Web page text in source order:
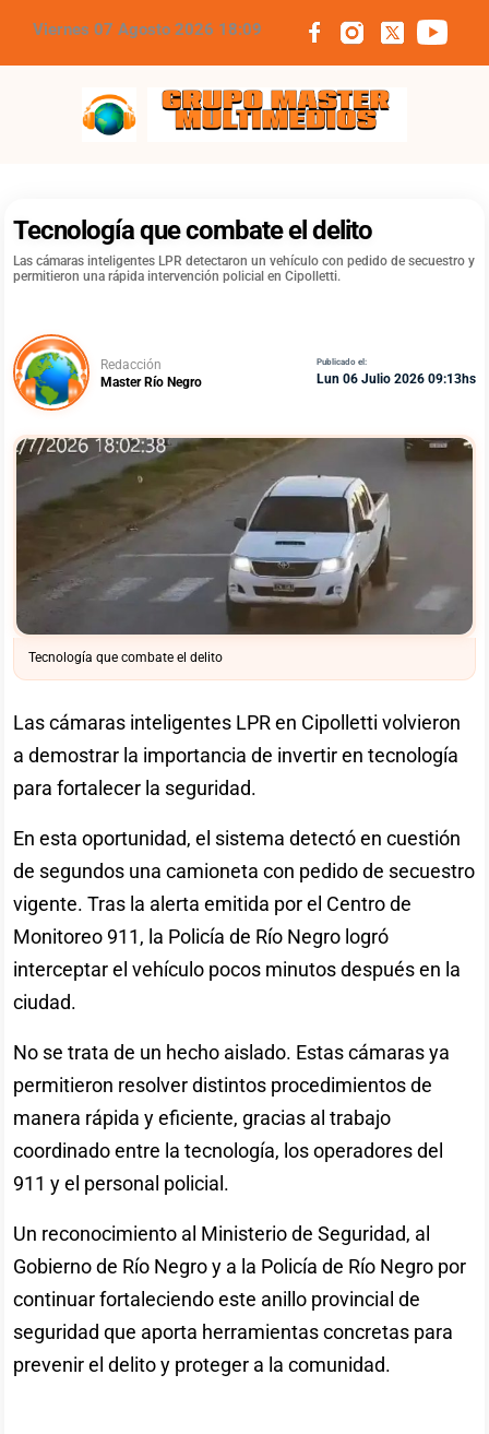
Viernes 07 Agosto 2026 18:09
Grupo Master Multimedios
Tecnología que combate el delito
Las cámaras inteligentes LPR detectaron un vehículo con pedido de secuestro y
permitieron una rápida intervención policial en Cipolletti.
Redacción
Master Río Negro
Publicado el:
Lun 06 Julio 2026 09:13hs
Tecnología que combate el delito
Las cámaras inteligentes LPR en Cipolletti volvieron
a demostrar la importancia de invertir en tecnología
para fortalecer la seguridad.
En esta oportunidad, el sistema detectó en cuestión
de segundos una camioneta con pedido de secuestro
vigente. Tras la alerta emitida por el Centro de
Monitoreo 911, la Policía de Río Negro logró
interceptar el vehículo pocos minutos después en la
ciudad.
No se trata de un hecho aislado. Estas cámaras ya
permitieron resolver distintos procedimientos de
manera rápida y eficiente, gracias al trabajo
coordinado entre la tecnología, los operadores del
911 y el personal policial.
Un reconocimiento al Ministerio de Seguridad, al
Gobierno de Río Negro y a la Policía de Río Negro por
continuar fortaleciendo este anillo provincial de
seguridad que aporta herramientas concretas para
prevenir el delito y proteger a la comunidad.